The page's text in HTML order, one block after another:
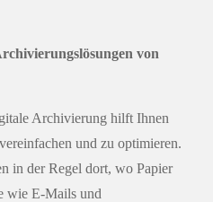
von
Archivierung hilft Ihnen
und zu optimieren.
in der Regel dort, wo Papier
wie E-Mails und